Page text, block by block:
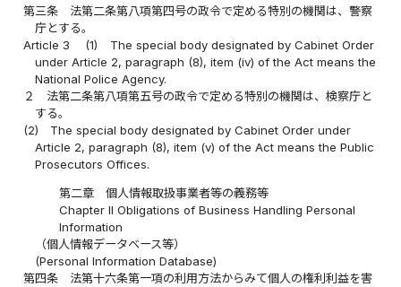
第三条
法第二条第八項第四号の政令で定める特別の機関は、警察
庁とする。
Article 3
(1)
The special body designated by Cabinet Order
under Article 2, paragraph (8), item (iv) of the Act means the
National Police Agency.
２
法第二条第八項第五号の政令で定める特別の機関は、検察庁と
する。
(2)
The special body designated by Cabinet Order under
Article 2, paragraph (8), item (v) of the Act means the Public
Prosecutors Offices.
第二章 個人情報取扱事業者等の義務等
Chapter II Obligations of Business Handling Personal
Information
（個人情報データベース等）
(Personal Information Database)
第四条
法第十六条第一項の利用方法からみて個人の権利利益を害